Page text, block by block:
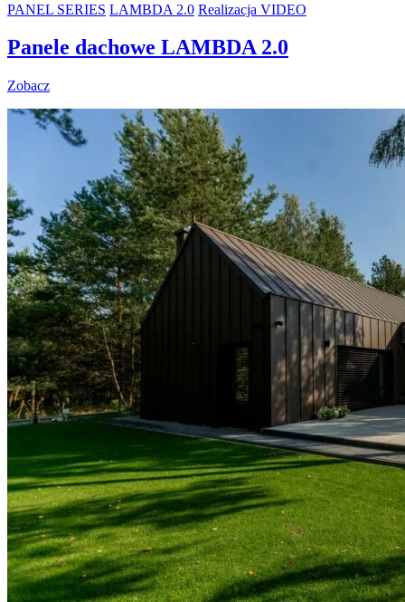
PANEL SERIES LAMBDA 2.0 Realizacja VIDEO
Panele dachowe LAMBDA 2.0
Zobacz